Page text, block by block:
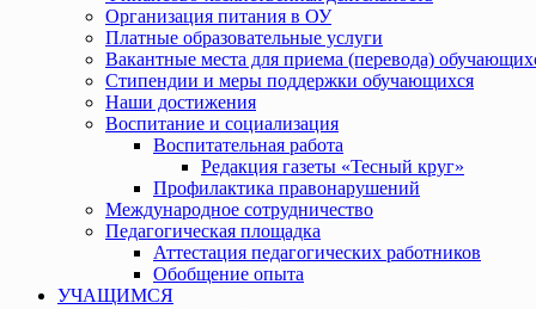
Организация питания в ОУ
Платные образовательные услуги
Вакантные места для приема (перевода)
Стипендии и меры поддержки обучающихся
Наши достижения
Воспитание и социализация
Воспитательная работа
Редакция газеты «Тесный круг»
Профилактика правонарушений
Международное сотрудничество
Педагогическая площадка
Аттестация педагогических работников
Обобщение опыта
УЧАЩИМСЯ